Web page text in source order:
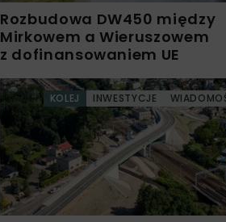
Rozbudowa DW450 między
Mirkowem a Wieruszowem
z dofinansowaniem UE
KOLEJ INWESTYCJE